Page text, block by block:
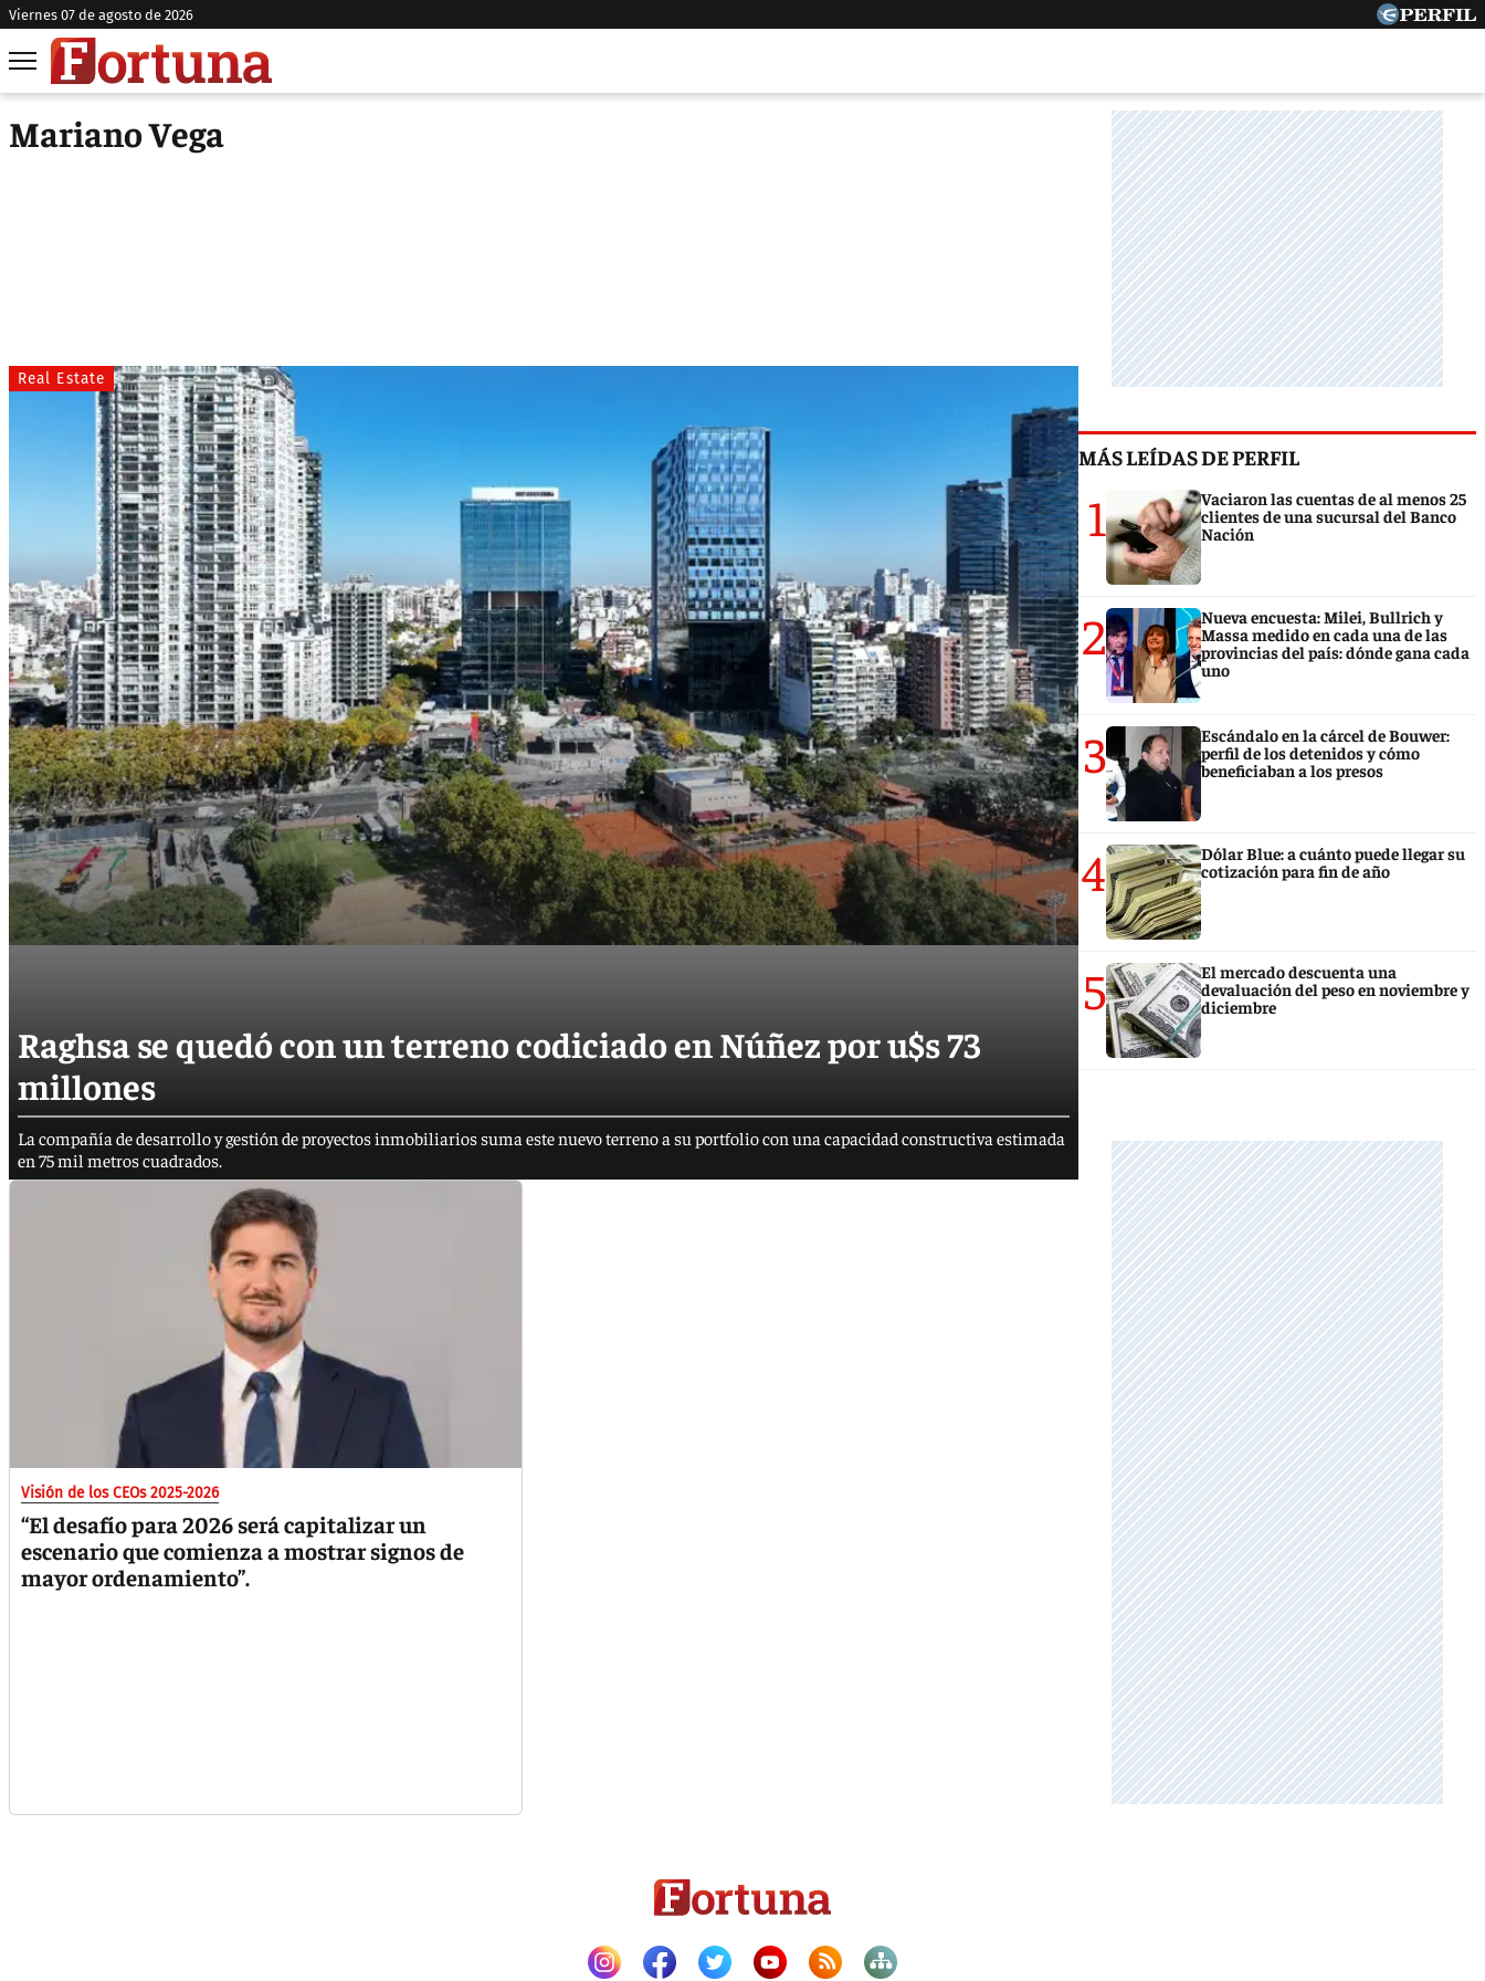
viernes 07 de agosto de 2026
Mariano Vega
Real Estate
Raghsa se quedó con un terreno codiciado en Núñez por u$s 73
millones
La compañía de desarrollo y gestión de proyectos inmobiliarios suma este nuevo terreno a su portfolio con una capacidad constructiva estimada
en 75 mil metros cuadrados.
Visión de los CEOs 2025-2026
“El desafío para 2026 será capitalizar un
escenario que comienza a mostrar signos de
mayor ordenamiento”.
MÁS LEÍDAS DE PERFIL
1
Vaciaron las cuentas de al menos 25
clientes de una sucursal del Banco
Nación
2
Nueva encuesta: Milei, Bullrich y
Massa medido en cada una de las
provincias del país: dónde gana cada
uno
3
Escándalo en la cárcel de Bouwer:
perfil de los detenidos y cómo
beneficiaban a los presos
4
Dólar Blue: a cuánto puede llegar su
cotización para fin de año
5
El mercado descuenta una
devaluación del peso en noviembre y
diciembre